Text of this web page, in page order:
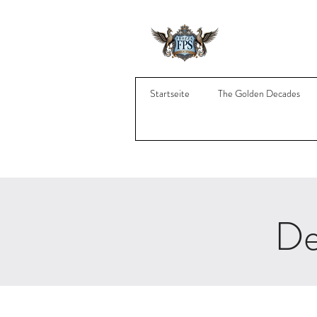
Startseite The Golden Decades